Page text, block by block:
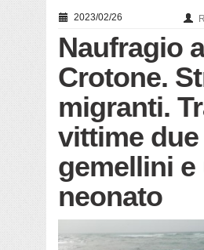
2023/02/26
Naufragio a
Crotone.
migranti.
vittime due
gemellini e
neonato